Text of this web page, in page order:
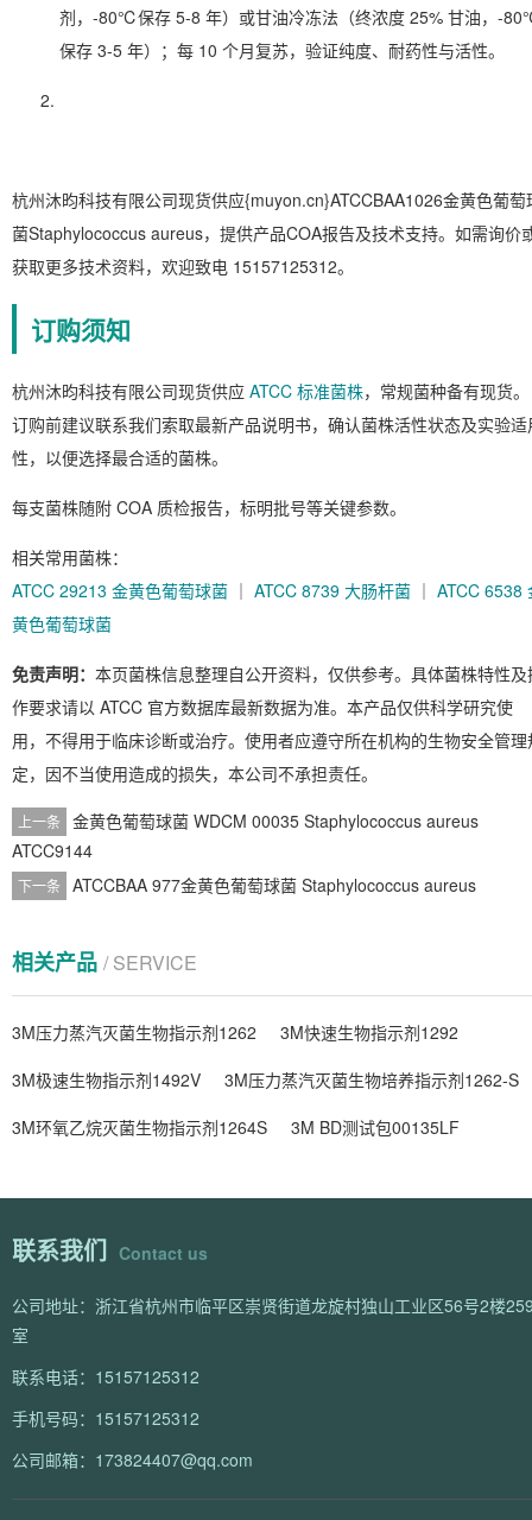
剂，-80℃保存 5-8 年）或甘油冷冻法（终浓度 25% 甘油，-
保存 3-5 年）；每 10 个月复苏，验证纯度、耐药性与活性。
杭州沐昀科技有限公司现货供应{muyon.cn}ATCCBAA1026金黄色葡萄
菌Staphylococcus aureus，提供产品COA报告及技术支持。如需询价
获取更多技术资料，欢迎致电 15157125312。
订购须知
杭州沐昀科技有限公司现货供应 ATCC 标准菌株，常规菌种备有现货。
订购前建议联系我们索取最新产品说明书，确认菌株活性状态及实验适
性，以便选择最合适的菌株。
每支菌株随附 COA 质检报告，标明批号等关键参数。
相关常用菌株：
ATCC 29213 金黄色葡萄球菌 ｜ ATCC 8739 大肠杆菌 ｜ ATCC 6538
黄色葡萄球菌
免责声明： 本页菌株信息整理自公开资料，仅供参考。具体菌株特性及
作要求请以 ATCC 官方数据库最新数据为准。本产品仅供科学研究使
用，不得用于临床诊断或治疗。使用者应遵守所在机构的生物安全管理
定，因不当使用造成的损失，本公司不承担责任。
上一条
金黄色葡萄球菌 WDCM 00035 Staphylococcus aureus
ATCC9144
下一条 ATCCBAA 977金黄色葡萄球菌 Staphylococcus aureus
相关产品 / SERVICE
3M压力蒸汽灭菌生物指示剂1262
3M快速生物指示剂1292
3M极速生物指示剂1492V
3M压力蒸汽灭菌生物培养指示剂1262-S
3M环氧乙烷灭菌生物指示剂1264S
3M BD测试包00135LF
联系我们 Contact us
公司地址：浙江省杭州市临平区崇贤街道龙旋村独山工业区56号2楼
室
联系电话：15157125312
手机号码：15157125312
公司邮箱：173824407@qq.com